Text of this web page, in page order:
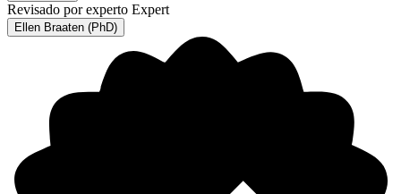
Revisado por experto Expert
Ellen Braaten (PhD)